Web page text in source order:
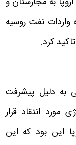
نفت روسیه
کرد.
به دلیل پیشرفت
مورد انتقاد قرار
این بود که این